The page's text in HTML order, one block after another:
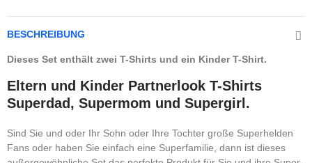
BESCHREIBUNG
Dieses Set enthält zwei T-Shirts und ein Kinder T-Shirt.
Eltern und Kinder Partnerlook T-Shirts
Superdad, Supermom und Supergirl.
Sind Sie und oder Ihr Sohn oder Ihre Tochter große Superhelden
Fans oder haben Sie einfach eine Superfamilie, dann ist dieses